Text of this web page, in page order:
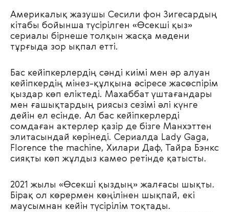
Америкалық жазушы Сесили фон Зигесардың
кітабы бойынша түсірілген «Өсекші қыз»
сериалы бірнеше толқын жасқа мәдени
тұрғыда зор ықпал етті.
Бас кейіпкерлердің сәнді киімі мен әр алуан
кейіпкердің мінез-құлқына әсіресе жасөспірім
қыздар көп еліктеді. Махаббат үштағандары
мен ғашықтардың риясыз сезімі әлі күнге
дейін ел есінде. Ал бас кейіпкерлерді
сомдаған актерлер қазір де бізге Манхэттен
элитасындай көрінеді. Сериалда Lady Gaga,
Florence the machine, Хилари Даф, Тайра Бэнкс
сияқты көп жұлдыз камео ретінде қатысты.
2021 жылы «Өсекші қыздың» жалғасы шықты.
Бірақ ол көрермен көңілінен шықпай, екі
маусымнан кейін түсірілім тоқтады.